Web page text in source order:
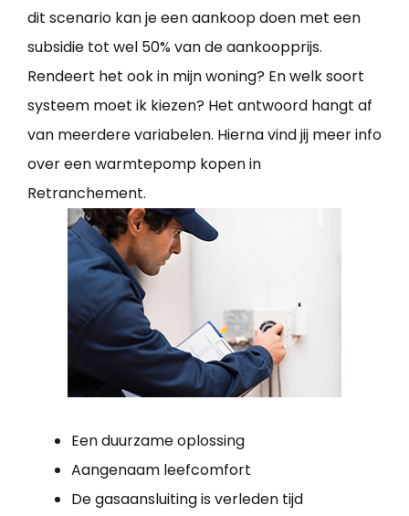
dit scenario kan je een aankoop doen met een
subsidie tot wel 50% van de aankoopprijs.
Rendeert het ook in mijn woning? En welk soort
systeem moet ik kiezen? Het antwoord hangt af
van meerdere variabelen. Hierna vind jij meer info
over een warmtepomp kopen in
Retranchement.
Een duurzame oplossing
Aangenaam leefcomfort
De gasaansluiting is verleden tijd